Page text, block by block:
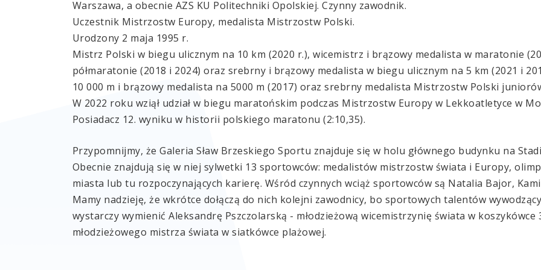
Warszawa, a obecnie AZS KU Politechniki Opolskiej. Czynny zawodnik.
Uczestnik Mistrzostw Europy, medalista Mistrzostw Polski.
Urodzony 2 maja 1995 r.
Mistrz Polski w biegu ulicznym na 10 km (2020 r.), wicemistrz i brązowy medalista w maratonie
półmaratonie (2018 i 2024) oraz srebrny i brązowy medalista w biegu ulicznym na 5 km (2021 i
10 000 m i brązowy medalista na 5000 m (2017) oraz srebrny medalista Mistrzostw Polski
W 2022 roku wziął udział w biegu maratońskim podczas Mistrzostw Europy w Lekkoatletyce w
Posiadacz 12. wyniku w historii polskiego maratonu (2:10,35).
Przypomnijmy, że Galeria Sław Brzeskiego Sportu znajduje się w holu głównego budynku na
Obecnie znajdują się w niej sylwetki 13 sportowców: medalistów mistrzostw świata i Europy,
miasta lub tu rozpoczynających karierę. Wśród czynnych wciąż sportowców są Natalia Bajor,
Mamy nadzieję, że wkrótce dołączą do nich kolejni zawodnicy, bo sportowych talentów
wystarczy wymienić Aleksandrę Pszczolarską - młodzieżową wicemistrzynię świata w koszykówce
młodzieżowego mistrza świata w siatkówce plażowej.